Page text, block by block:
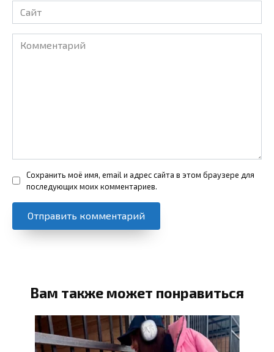
Сайт
Комментарий
Сохранить моё имя, email и адрес сайта в этом браузере для
последующих моих комментариев.
Вам также может понравиться